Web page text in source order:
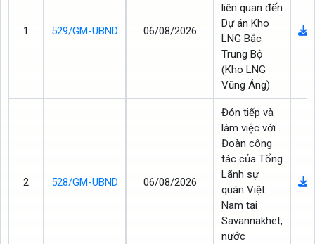
1 529/GM-UBND 06/08/2026
liên quan đến
Dự án Kho
LNG Bắc
Trung Bộ
(Kho LNG
Vũng Áng)
2 528/GM-UBND 06/08/2026
Đón tiếp và
làm việc với
Đoàn công
tác của Tổng
Lãnh sự
quán Việt
Nam tại
Savannakhet,
nước